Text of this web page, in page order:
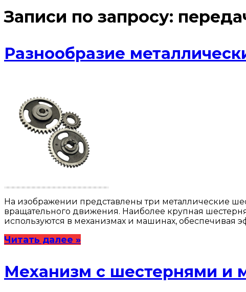
Записи по запросу:
Разнообразие
На изображении представлены три металлические
вращательного движения. Наиболее крупная
используются в механизмах и машинах,
Читать далее »
Механизм с шестернями и